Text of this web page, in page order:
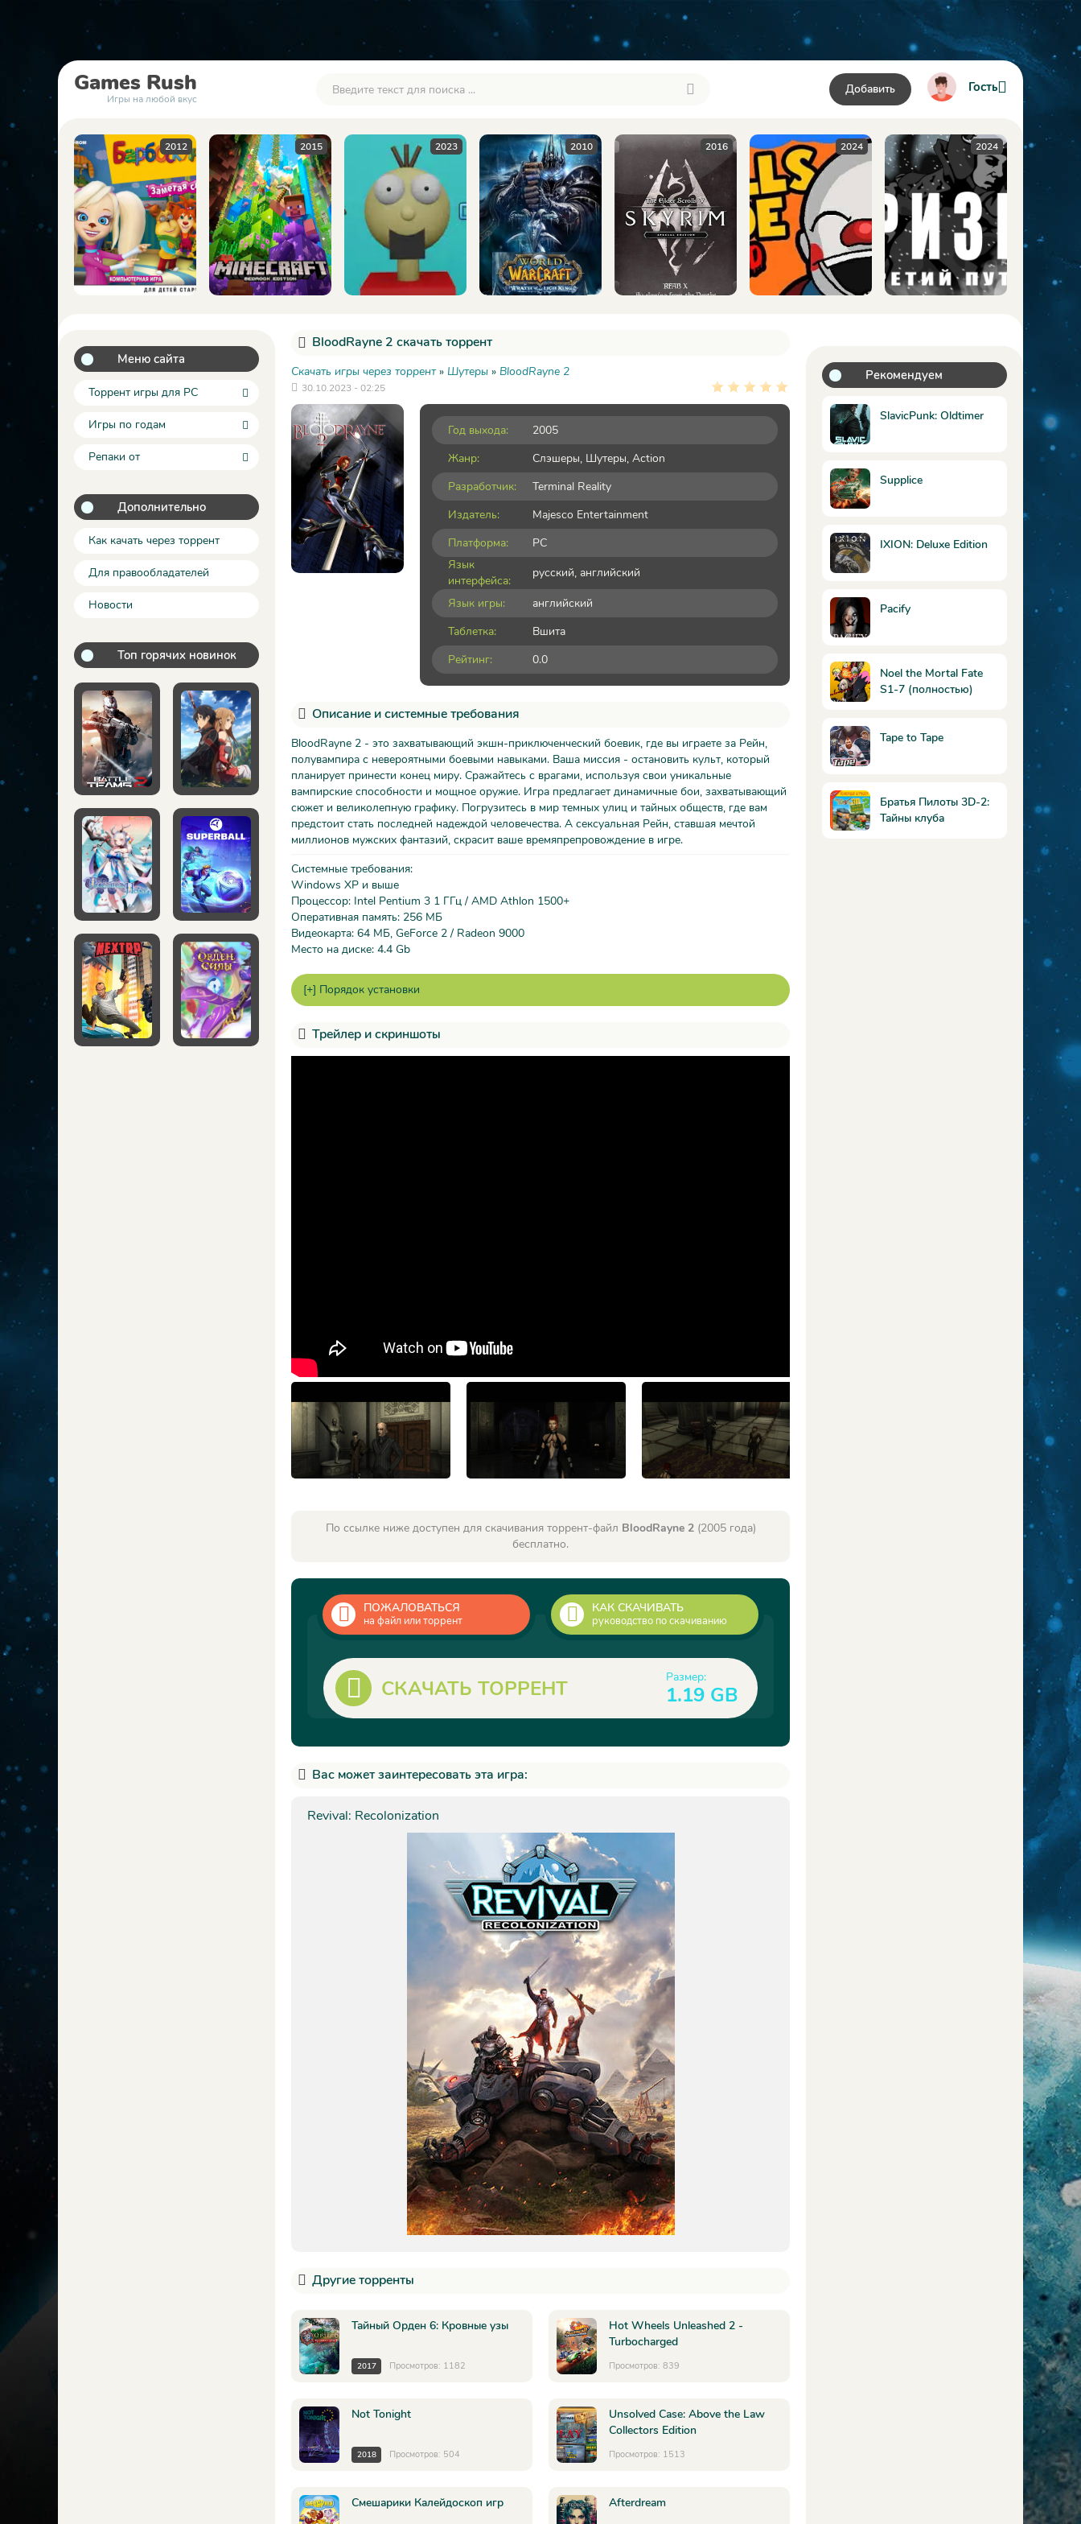
Games Rush
Игры на любой вкус
Добавить Гость
2015 2023 2010 2016 2024 2024 2009
Меню сайта
Торрент игры для PC
Игры по годам
Репаки от
Дополнительно
Как качать через торрент
Для правообладателей
Новости
Топ горячих новинок
BloodRayne 2 скачать торрент
Скачать игры через торрент» Шутеры » BloodRayne 2
30.10.2023 - 02:25
Год выхода:
2005
Жанр:
Слэшеры, Шутеры, Action
Разработчик:
Terminal Reality
Издатель:
Majesco Entertainment
Платформа:
PC
Язык
интерфейса:
русский, английский
Язык игры:
английский
Таблетка:
Вшита
Рейтинг:
0.0
Описание и системные требования
BloodRayne 2 - это захватывающий экшн-приключенческий боевик, где вы играете за Рейн,
полувампира с невероятными боевыми навыками. Ваша миссия - остановить культ, который
планирует принести конец миру. Сражайтесь с врагами, используя свои уникальные
вампирские способности и мощное оружие. Игра предлагает динамичные бои, захватывающий
сюжет и великолепную графику. Погрузитесь в мир темных улиц и тайных обществ, где вам
предстоит стать последней надеждой человечества. А сексуальная Рейн, ставшая мечтой
миллионов мужских фантазий, скрасит ваше времяпрепровождение в игре.
Системные требования:
Windows XP и выше
Процессор: Intel Pentium 3 1 ГГц / AMD Athlon 1500+
Оперативная память: 256 МБ
Видеокарта: 64 МБ, GeForce 2 / Radeon 9000
Место на диске: 4.4 Gb
Трейлер и скриншоты
По ссылке ниже доступен для скачивания торрент-файл BloodRayne 2(2005 года)
бесплатно.
ПОЖАЛОВАТЬСЯ
на файл или торрент
КАК СКАЧИВАТЬ
руководство по скачиванию
СКАЧАТЬ ТОРРЕНТ Размер:
1.19 GB
Вас может заинтересовать эта игра:
Revival: Recolonization
Другие торренты
Тайный Орден 6: Кровные узы
2017 Просмотров: 1182
Hot Wheels Unleashed 2 -
Turbocharged
Просмотров: 839
Not Tonight
2018 Просмотров: 504
Unsolved Case: Above the Law
Collectors Edition
Просмотров: 1513
Смешарики Калейдоскоп игр Afterdream
Рекомендуем
SlavicPunk: Oldtimer
Supplice
IXION: Deluxe Edition
Pacify
Noel the Mortal Fate
S1-7 (полностью)
Tape to Tape
Братья Пилоты 3D-2:
Тайны клуба